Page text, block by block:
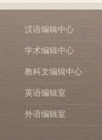
汉语编辑中心
学术编辑中心
教科文编辑中心
英语编辑室
外语编辑室